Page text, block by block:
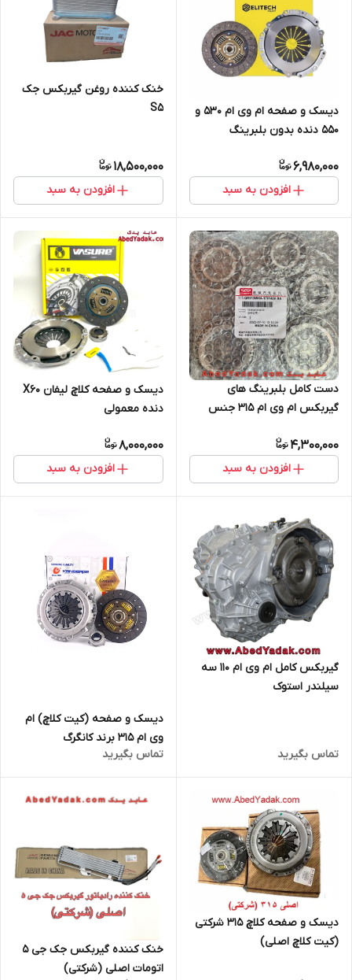
دیسک و صفحه ام وی ام 530 و
550 دنده بدون بلبرینگ
6,980,000
افزودن به سبد
خنک کننده روغن گیربکس جک
S5
18,500,000
افزودن به سبد
دست کامل بلبرینگ های
گیربکس ام وی ام ۳۱۵ جنس
4,300,000
افزودن به سبد
دیسک و صفحه کلاچ لیفان X60
دنده معمولی
8,000,000
افزودن به سبد
گیربکس کامل ام وی ام ۱۱۰ سه
سیلندر استوک
تماس بگیرید
دیسک و صفحه (کیت کلاچ) ام
وی ام 315 برند کانگرگ
تماس بگیرید
دیسک و صفحه کلاچ 315 شرکتی
(کیت کلاچ اصلی)
خنک کننده گیربکس جک جی 5
اتومات اصلی (شرکتی)